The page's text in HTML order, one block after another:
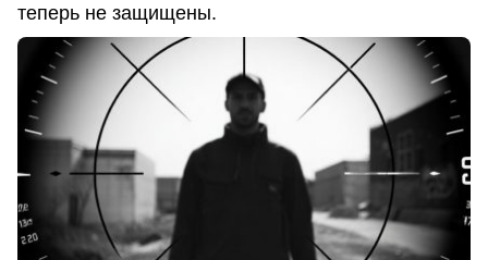
теперь не защищены.